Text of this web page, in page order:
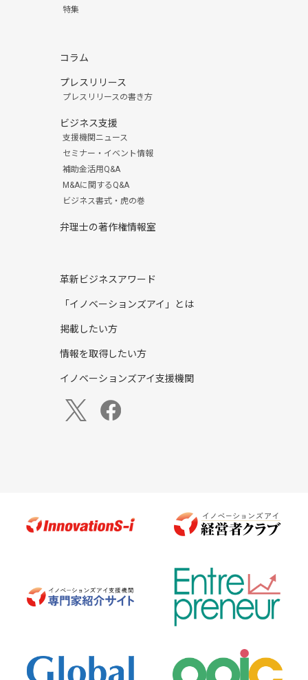
特集
コラム
プレスリリース
プレスリリースの書き方
ビジネス支援
支援機関ニュース
セミナー・イベント情報
補助金活用Q&A
M&Aに関するQ&A
ビジネス書式・虎の巻
弁理士の著作権情報室
革新ビジネスアワード
「イノベーションズアイ」とは
掲載したい方
情報を取得したい方
イノベーションズアイ支援機関